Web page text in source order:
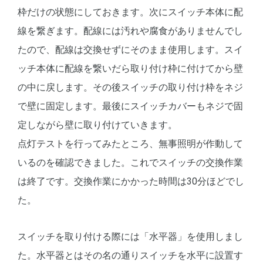
枠だけの状態にしておきます。次にスイッチ本体に配
線を繋ぎます。配線には汚れや腐食がありませんでし
たので、配線は交換せずにそのまま使用します。スイ
ッチ本体に配線を繋いだら取り付け枠に付けてから壁
の中に戻します。その後スイッチの取り付け枠をネジ
で壁に固定します。最後にスイッチカバーもネジで固
定しながら壁に取り付けていきます。
点灯テストを行ってみたところ、無事照明が作動して
いるのを確認できました。これでスイッチの交換作業
は終了です。交換作業にかかった時間は30分ほどでし
た。
スイッチを取り付ける際には「水平器」を使用しまし
た。水平器とはその名の通りスイッチを水平に設置す